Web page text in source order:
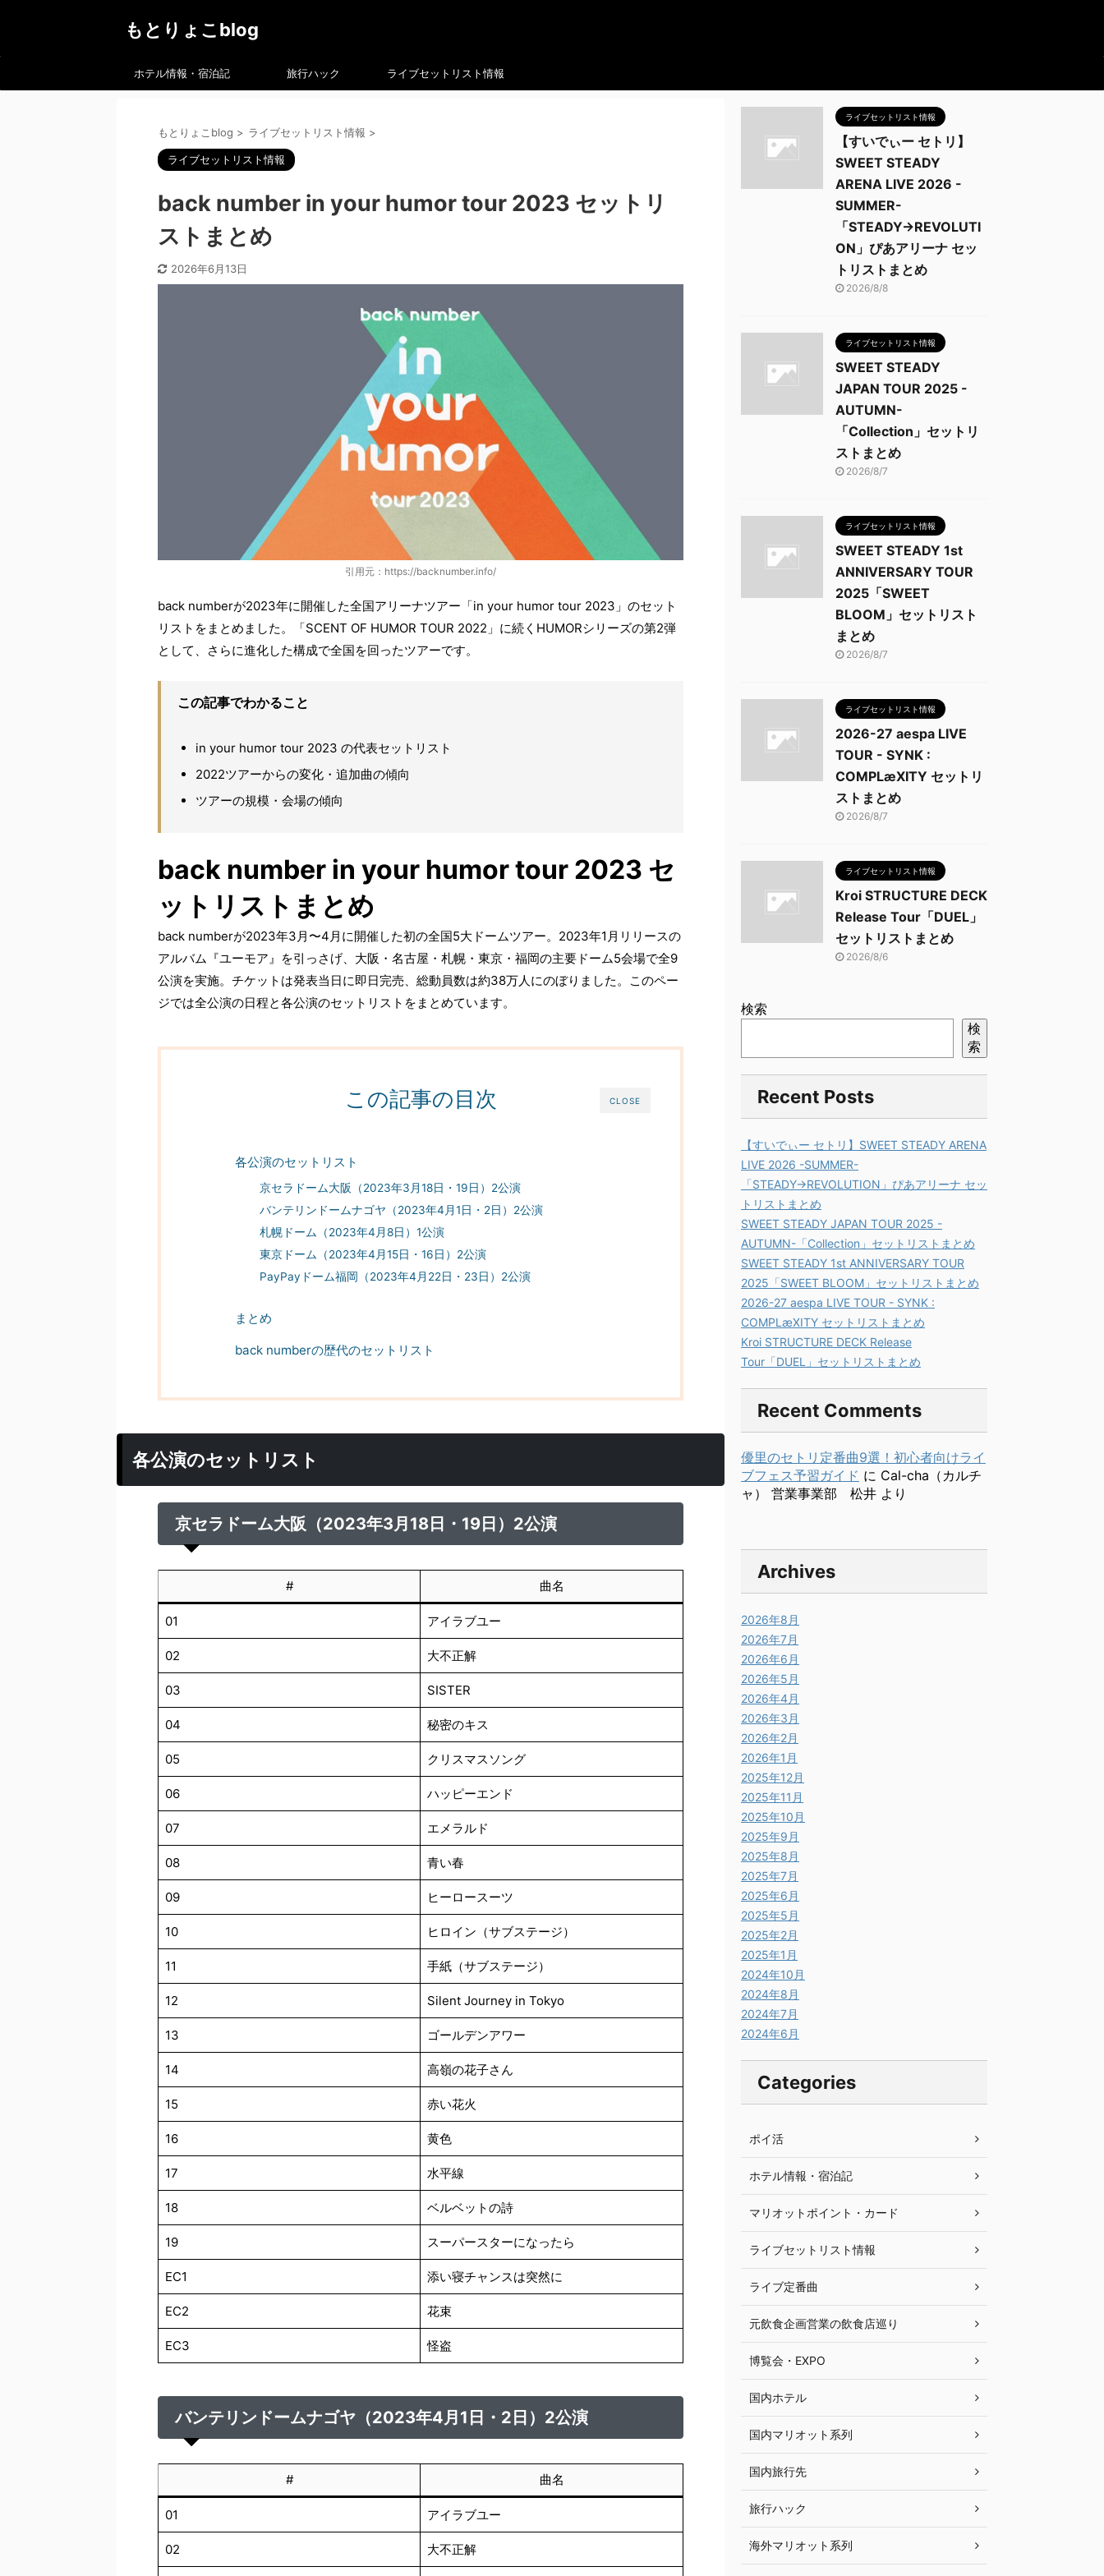
もとりょこblog
ホテル情報・宿泊記 旅行ハック ライブセットリスト情報
もとりょこblog > ライブセットリスト情報 >
ライブセットリスト情報
back number in your humor tour 2023 セットリ
ストまとめ
2026年6月13日
引用元：https://backnumber.info/
back numberが2023年に開催した全国アリーナツアー「in your humor tour 2023」のセット
リストをまとめました。「SCENT OF HUMOR TOUR 2022」に続くHUMORシリーズの第2弾
として、さらに進化した構成で全国を回ったツアーです。
この記事でわかること
in your humor tour 2023 の代表セットリスト
2022ツアーからの変化・追加曲の傾向
ツアーの規模・会場の傾向
back number in your humor tour 2023 セ
ットリストまとめ
back numberが2023年3月〜4月に開催した初の全国5大ドームツアー。2023年1月リリースの
アルバム『ユーモア』を引っさげ、大阪・名古屋・札幌・東京・福岡の主要ドーム5会場で全9
公演を実施。チケットは発表当日に即日完売、総動員数は約38万人にのぼりました。このペー
ジでは全公演の日程と各公演のセットリストをまとめています。
CLOSE
この記事の目次
各公演のセットリスト
京セラドーム大阪（2023年3月18日・19日）2公演
バンテリンドームナゴヤ（2023年4月1日・2日）2公演
札幌ドーム（2023年4月8日）1公演
東京ドーム（2023年4月15日・16日）2公演
PayPayドーム福岡（2023年4月22日・23日）2公演
まとめ
back numberの歴代のセットリスト
各公演のセットリスト
京セラドーム大阪（2023年3月18日・19日）2公演
# 曲名
01 アイラブユー
02 大不正解
03 SISTER
04 秘密のキス
05 クリスマスソング
06 ハッピーエンド
07 エメラルド
08 青い春
09 ヒーロースーツ
10 ヒロイン（サブステージ）
11 手紙（サブステージ）
12 Silent Journey in Tokyo
13 ゴールデンアワー
14 高嶺の花子さん
15 赤い花火
16 黄色
17 水平線
18 ベルベットの詩
19 スーパースターになったら
EC1 添い寝チャンスは突然に
EC2 花束
EC3 怪盗
バンテリンドームナゴヤ（2023年4月1日・2日）2公演
# 曲名
01 アイラブユー
02 大不正解
ライブセットリスト情報
【すいでぃー セトリ】
SWEET STEADY
ARENA LIVE 2026 -
SUMMER-
「STEADY→REVOLUTI
ON」ぴあアリーナ セッ
トリストまとめ
2026/8/8
ライブセットリスト情報
SWEET STEADY
JAPAN TOUR 2025 -
AUTUMN-
「Collection」セットリ
ストまとめ
2026/8/7
ライブセットリスト情報
SWEET STEADY 1st
ANNIVERSARY TOUR
2025「SWEET
BLOOM」セットリスト
まとめ
2026/8/7
ライブセットリスト情報
2026-27 aespa LIVE
TOUR - SYNK :
COMPLæXITY セットリ
ストまとめ
2026/8/7
ライブセットリスト情報
Kroi STRUCTURE DECK
Release Tour「DUEL」
セットリストまとめ
2026/8/6
検索
検
索
Recent Posts
【すいでぃー セトリ】SWEET STEADY ARENA
LIVE 2026 -SUMMER-
「STEADY→REVOLUTION」ぴあアリーナ セッ
トリストまとめ
SWEET STEADY JAPAN TOUR 2025 -
AUTUMN-「Collection」セットリストまとめ
SWEET STEADY 1st ANNIVERSARY TOUR
2025「SWEET BLOOM」セットリストまとめ
2026-27 aespa LIVE TOUR - SYNK :
COMPLæXITY セットリストまとめ
Kroi STRUCTURE DECK Release
Tour「DUEL」セットリストまとめ
Recent Comments
優里のセトリ定番曲9選！初心者向けライ
ブフェス予習ガイド に Cal-cha（カルチ
ャ） 営業事業部 松井 より
Archives
2026年8月
2026年7月
2026年6月
2026年5月
2026年4月
2026年3月
2026年2月
2026年1月
2025年12月
2025年11月
2025年10月
2025年9月
2025年8月
2025年7月
2025年6月
2025年5月
2025年2月
2025年1月
2024年10月
2024年8月
2024年7月
2024年6月
Categories
ポイ活
ホテル情報・宿泊記
マリオットポイント・カード
ライブセットリスト情報
ライブ定番曲
元飲食企画営業の飲食店巡り
博覧会・EXPO
国内ホテル
国内マリオット系列
国内旅行先
旅行ハック
海外マリオット系列